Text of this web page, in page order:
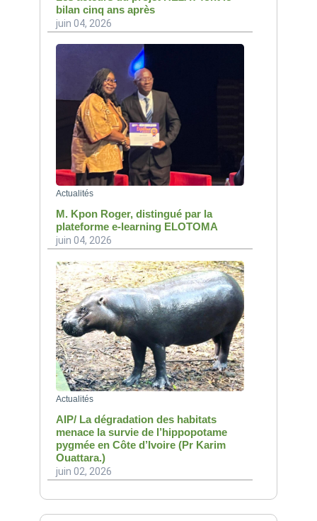
bilan cinq ans après
juin 04, 2026
Actualités
M. Kpon Roger, distingué par la
plateforme e-learning ELOTOMA
juin 04, 2026
Actualités
AIP/ La dégradation des habitats
menace la survie de l’hippopotame
pygmée en Côte d’Ivoire (Pr Karim
Ouattara.)
juin 02, 2026